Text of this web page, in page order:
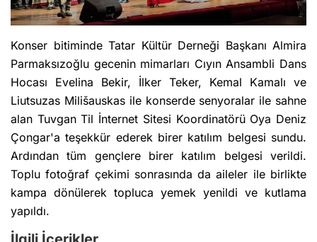
Konser bitiminde Tatar Kültür Derneği Başkanı Almira
Parmaksızoğlu gecenin mimarları Cıyın Ansambli Dans
Hocası Evelina Bekir, İlker Teker, Kemal Kamalı ve
Liutsuzas Milišauskas ile konserde senyoralar ile sahne
alan Tuvgan Til İnternet Sitesi Koordinatörü Oya Deniz
Çongar'a teşekkür ederek birer katılım belgesi sundu.
Ardından tüm gençlere birer katılım belgesi verildi.
Toplu fotoğraf çekimi sonrasında da aileler ile birlikte
kampa dönülerek topluca yemek yenildi ve kutlama
yapıldı.